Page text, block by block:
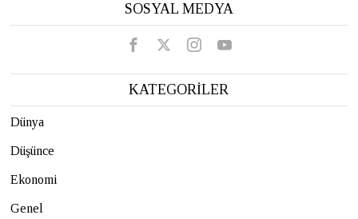
SOSYAL MEDYA
KATEGORİLER
Dünya
Düşünce
Ekonomi
Genel